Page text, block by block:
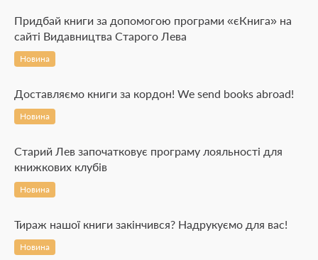
Придбай книги за допомогою програми «єКнига» на
сайті Видавництва Старого Лева
Новина
Доставляємо книги за кордон! We send books abroad!
Новина
Старий Лев започатковує програму лояльності для
книжкових клубів
Новина
Тираж нашої книги закінчився? Надрукуємо для вас!
Новина